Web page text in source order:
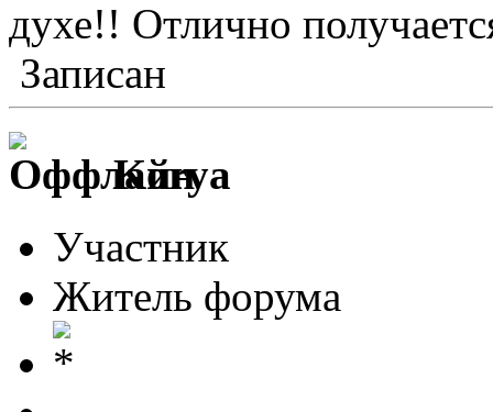
духе!! Отлично
Записан
Korya
Участник
Житель форума